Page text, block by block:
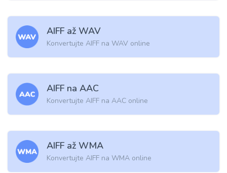
AIFF až WAV
Konvertujte AIFF na WAV online
AIFF na AAC
Konvertujte AIFF na AAC online
AIFF až WMA
Konvertujte AIFF na WMA online